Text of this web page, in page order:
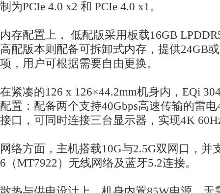
制为PCIe 4.0 x2 和 PCIe 4.0 x1。
内存配置上， 低配版采用板载16GB
高配版本则配备可拆卸式内存，提供24GB
项，用户可根据需要自由更换。
在紧凑的126 x 126×44.2mm机身内，EQi
配置：配备两个支持40Gbps高速传输的雷
接口，可同时连接三台显示器，实现4K
网络方面，主机搭载10G与2.5G双网口，并
6（MT7922）无线网络及蓝牙5.2连接。